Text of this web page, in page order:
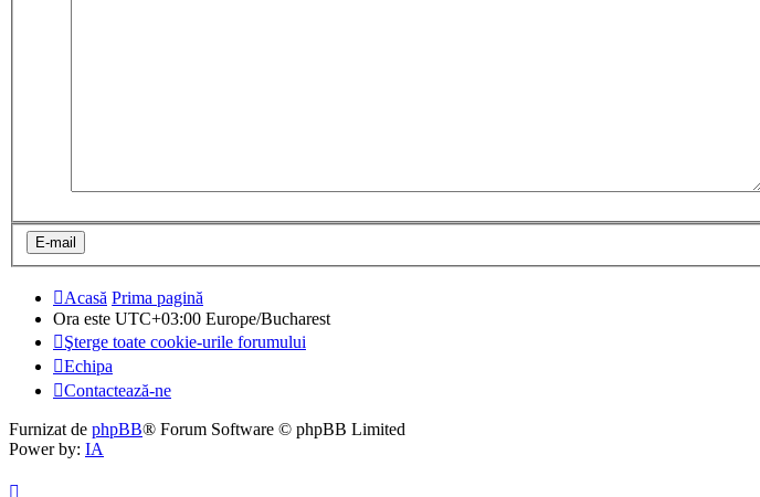
Acasă Prima pagină
Ora este UTC+03:00 Europe/Bucharest
Şterge toate cookie-urile forumului
Echipa
Contactează-ne
Furnizat de phpBB® Forum Software © phpBB Limited
Power by: IA